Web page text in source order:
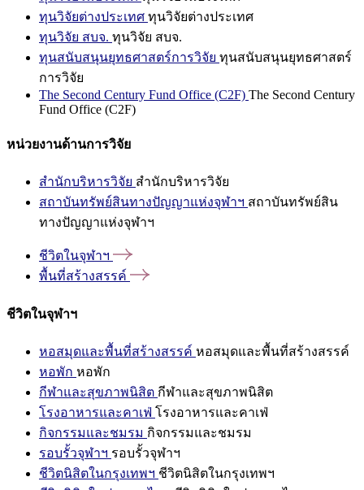
ทุนวิจัยต่างประเทศ ทุนวิจัยต่างประเทศ
ทุนวิจัย สบจ. ทุนวิจัย สบจ.
ทุนสนับสนุนยุทธศาสตร์การวิจัย ทุนสนับสนุนยุทธศาสตร์
การวิจัย
The Second Century Fund Office (C2F) The Second Century
Fund Office (C2F)
หน่วยงานด้านการวิจัย
สำนักบริหารวิจัย สำนักบริหารวิจัย
สถาบันทรัพย์สินทางปัญญาแห่งจุฬาฯ สถาบันทรัพย์สิน
ทางปัญญาแห่งจุฬาฯ
ชีวิตในจุฬาฯ
พื้นที่สร้างสรรค์
ชีวิตในจุฬาฯ
หอสมุดและพื้นที่สร้างสรรค์ หอสมุดและพื้นที่สร้างสรรค์
หอพัก หอพัก
กีฬาและสุขภาพนิสิต กีฬาและสุขภาพนิสิต
โรงอาหารและคาเฟ่ โรงอาหารและคาเฟ่
กิจกรรมและชมรม กิจกรรมและชมรม
รอบรั้วจุฬาฯ รอบรั้วจุฬาฯ
ชีวิตนิสิตในกรุงเทพฯ ชีวิตนิสิตในกรุงเทพฯ